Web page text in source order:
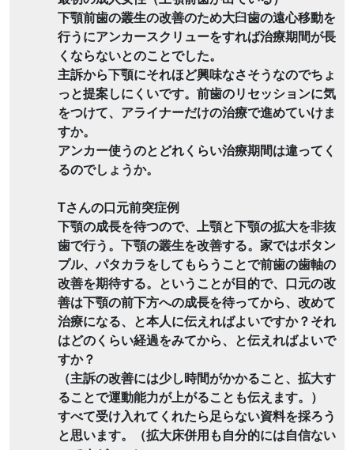
下顎前歯の叢生の改善のため大臼歯の遠心移動を
行うにアンカースクリューをすれば治療期間が長
くならないとのことでした。
主訴から下顎にそれほど興味なさそうなのでちょ
っと提案しにくいです。前歯のリセッションに気
をつけて、アライナーだけの治療で進めていけま
すか。
アンカー使うのとどれくらい治療期間は違ってく
るのでしょうか。
Tさんの口元前突症例
下顎の成長を待つので、上顎と下顎の拡大を非抜
歯で行う。下顎の叢生を改善する。家ではボタン
プル、パタカラをしてもらうことで前歯の歯軸の
改善を期待する。ということが目的で、口元の改
善は下顎の前下方への成長を待ってから、改めて
治療になる、と本人に伝えればよいですか？それ
はどのくらい経過をみてから、と伝えればよいで
すか？
（主訴の改善には少し時間がかかること、拡大す
ることで運動能力が上がることも伝えます。）
すべて受け入れてくれたら足らない資料を採ろう
と思います。（拡大床併用も自分的には自信ない